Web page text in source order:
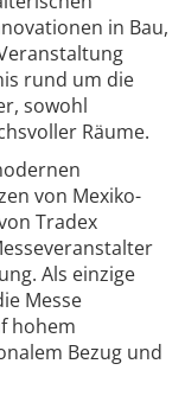
in Bau,
rund um die
sowohl
Räume.
von Mexiko-
Tradex
Als einzige
Messe
hohem
Bezug und